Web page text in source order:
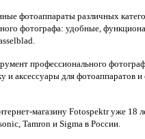
фотоаппараты различных
фотографа: удобные,
профессионального
аксессуары для фотоаппаратов
магазину Fotospektr уже 18
Tamron и Sigma в России.